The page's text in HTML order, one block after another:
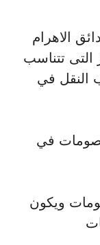
الاهرام
التى تتناسب
النقل في
في
ويكون